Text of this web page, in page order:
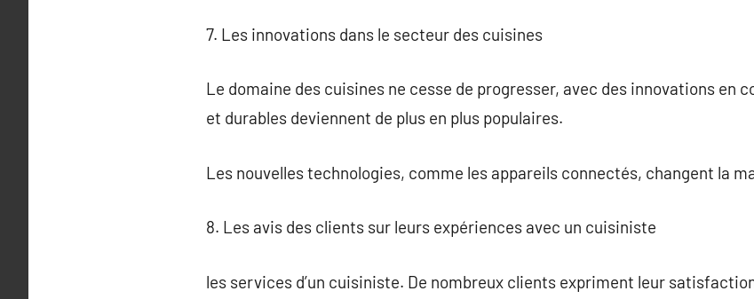
7. Les innovations dans le secteur des cuisines
Le domaine des cuisines ne cesse de progresser, avec des innovations en
et durables deviennent de plus en plus populaires.
Les nouvelles technologies, comme les appareils connectés, changent la
8. Les avis des clients sur leurs expériences avec un cuisiniste
les services d’un cuisiniste. De nombreux clients expriment leur